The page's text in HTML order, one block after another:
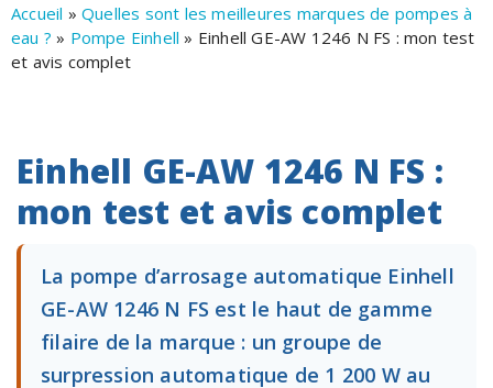
Accueil »Quelles sont les meilleures marques de pompes à
eau ? » Pompe Einhell » Einhell GE-AW 1246 N FS : mon test
et avis complet
Einhell GE-AW 1246 N FS :
mon test et avis complet
La pompe d’arrosage automatique Einhell
GE-AW 1246 N FS est le haut de gamme
filaire de la marque : un groupe de
surpression automatique de 1 200 W au